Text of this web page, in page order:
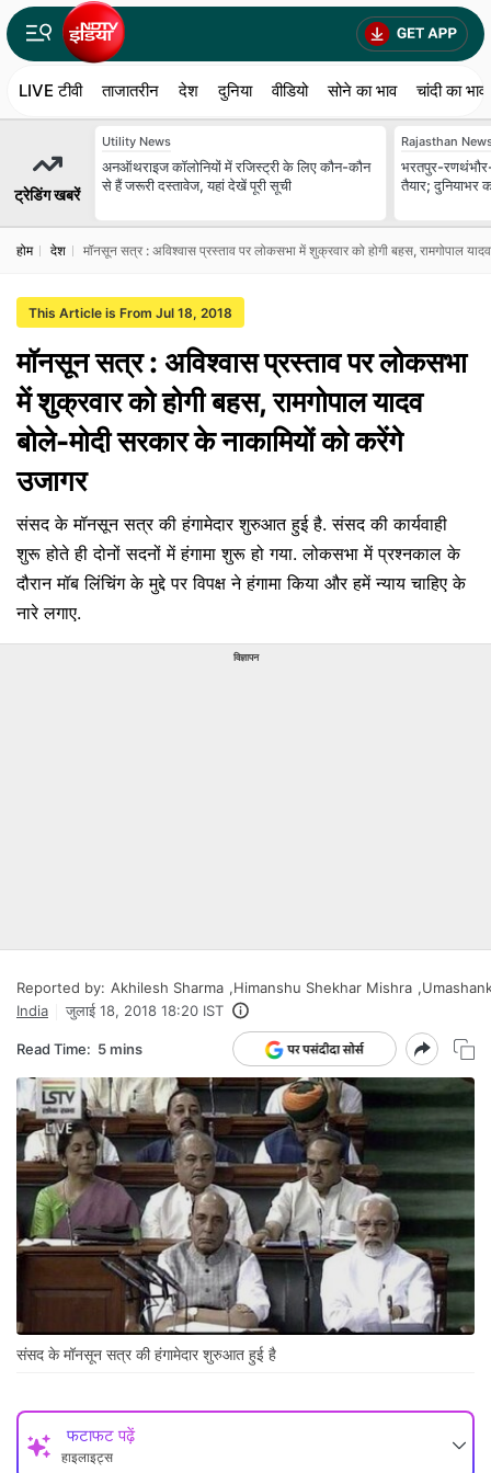
LIVE टीवी ताजातरीन देश दुनिया वीडियो सोने का भाव चांदी का भाव
ट्रेडिंग खबरें
Utility News
अनऑथराइज कॉलोनियों में रजिस्ट्री के लिए कौन-कौन
से हैं जरूरी दस्तावेज, यहां देखें पूरी सूची
Rajasthan
भरतपुर-रणथंभौर-
तैयार; दुनियाभर
होम देश मॉनसून सत्र : अविश्वास प्रस्ताव पर लोकसभा में शुक्रवार को होगी बहस, रामगोपाल
This Article is From Jul 18, 2018
मॉनसून सत्र : अविश्वास प्रस्ताव पर लोकसभा
में शुक्रवार को होगी बहस, रामगोपाल यादव
बोले-मोदी सरकार के नाकामियों को करेंगे
उजागर
संसद के मॉनसून सत्र की हंगामेदार शुरुआत हुई है. संसद की कार्यवाही
शुरू होते ही दोनों सदनों में हंगामा शुरू हो गया. लोकसभा में प्रश्नकाल के
दौरान मॉब लिंचिंग के मुद्दे पर विपक्ष ने हंगामा किया और हमें न्याय चाहिए के
नारे लगाए.
विज्ञापन
Reported by: Akhilesh Sharma ,Himanshu Shekhar Mishra ,
India
जुलाई 18, 2018 18:20 IST
Read Time: 5 mins
संसद के मॉनसून सत्र की हंगामेदार शुरुआत हुई है
फटाफट पढ़ें
हाइलाइट्स